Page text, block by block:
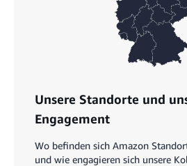
Unsere Standorte und
Engagement
Wo befinden sich Amazon
und wie engagieren sich unsere